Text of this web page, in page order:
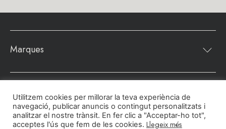
Marques
Continguts
Pinterest
Instagram
LinkedIn
Utilitzem cookies per millorar la teva experiència de
navegació, publicar anuncis o contingut personalitzats i
analitzar el nostre trànsit. En fer clic a "Acceptar-ho tot",
acceptes l'ús que fem de les cookies. Llegeix més